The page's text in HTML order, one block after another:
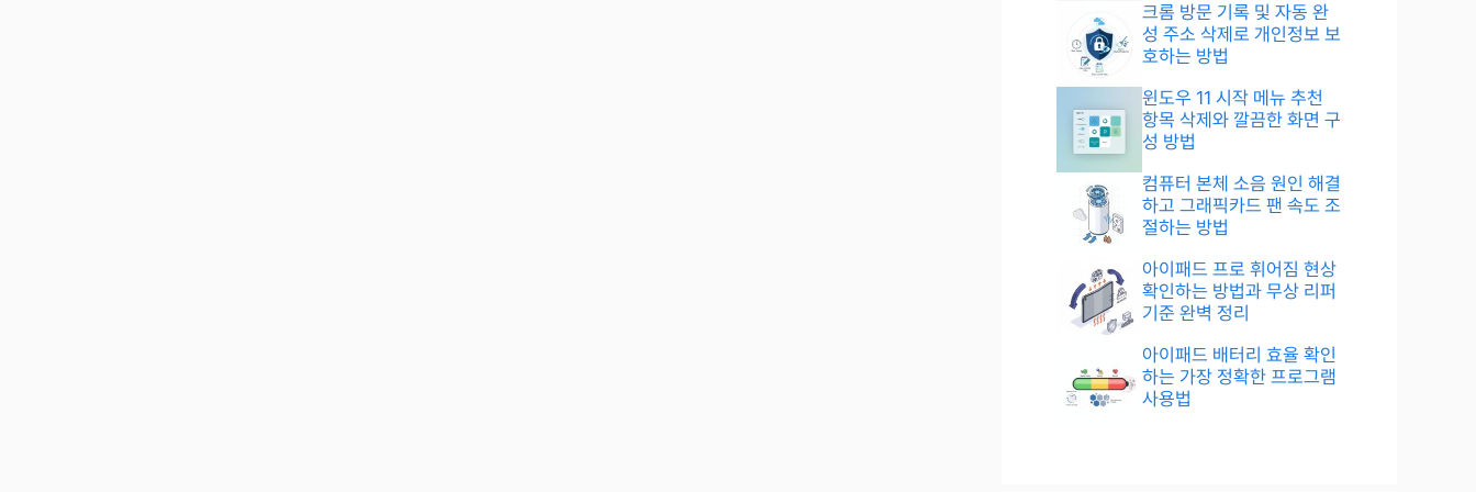
크롬 방문 기록 및 자동 완
성 주소 삭제로 개인정보 보
호하는 방법
윈도우 11 시작 메뉴 추천
항목 삭제와 깔끔한 화면 구
성 방법
컴퓨터 본체 소음 원인 해결
하고 그래픽카드 팬 속도 조
절하는 방법
아이패드 프로 휘어짐 현상
확인하는 방법과 무상 리퍼
기준 완벽 정리
아이패드 배터리 효율 확인
하는 가장 정확한 프로그램
사용법